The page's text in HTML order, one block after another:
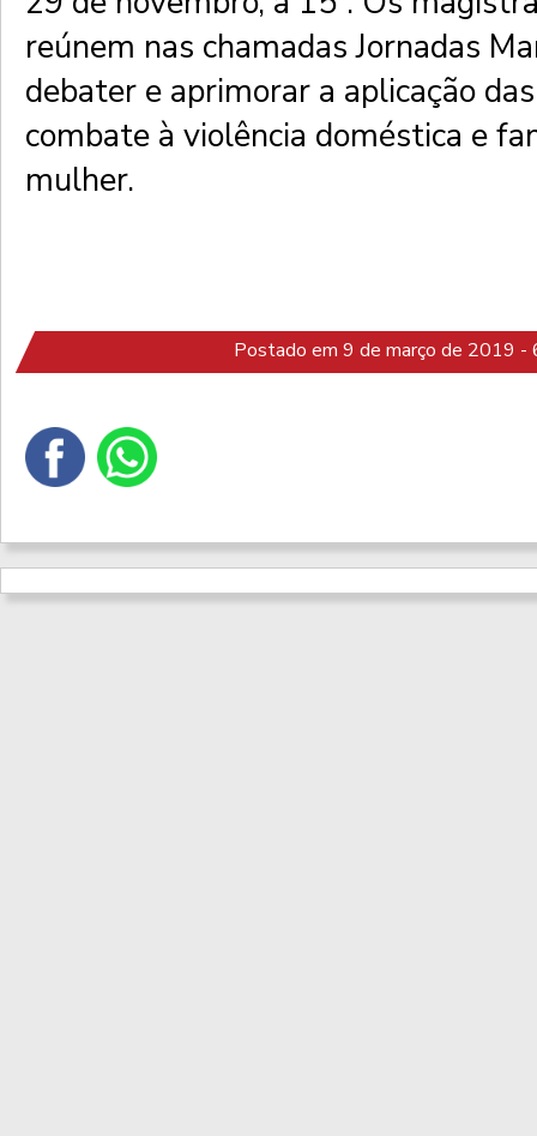
reúnem nas chamadas Jornadas
debater e aprimorar a aplicação
combate à violência doméstica e
mulher.
Postado em 9 de março de 2019 -